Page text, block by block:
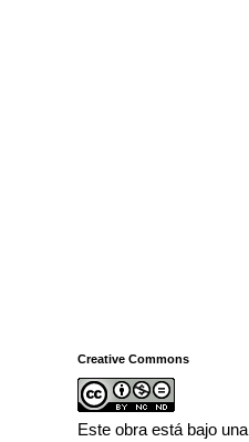
Creative Commons
Este obra está bajo una